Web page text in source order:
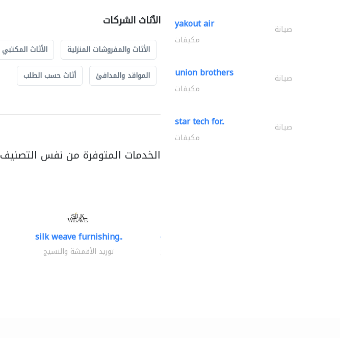
الأثاث الشركات
الأثاث والمفروشات المنزلية الأثاث المكتبي
المواقد والمدافئ
أثاث حسب الطلب
الخدمات المتوفرة من نفس التصنيف
silk weave furnishing..
توريد الأقمشة والنسيج
chrysels decore llc
yakout air صيانة
مكيفات
union brothers صيانة
مكيفات
star tech for.. صيانة
مكيفات